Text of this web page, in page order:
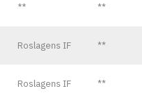
** **
Roslagens IF **
Roslagens IF **